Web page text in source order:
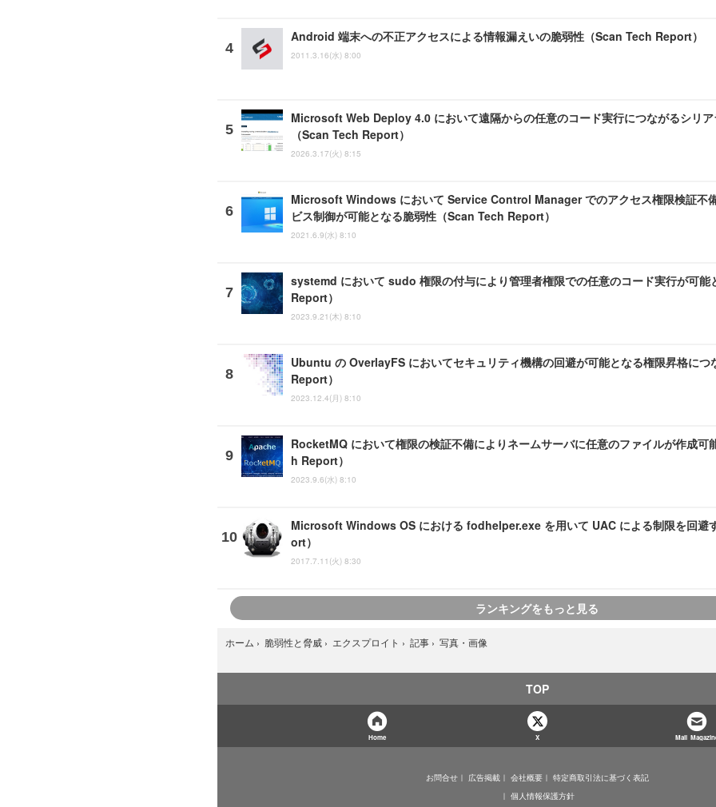
Android 端末への不正アクセスによる情報漏えいの脆弱性（Scan Tech Report）
2011.3.16(水) 8:00
Microsoft Web Deploy 4.0 において遠隔からの任意のコード実行につながるシリ
（Scan Tech Report）
2026.3.17(火) 8:15
Microsoft Windows において Service Control Manager でのアクセス権限検証不
ビス制御が可能となる脆弱性（Scan Tech Report）
2021.6.9(水) 8:10
systemd において sudo 権限の付与により管理者権限での任意のコード実行が可能
Report）
2023.9.21(木) 8:10
Ubuntu の OverlayFS においてセキュリティ機構の回避が可能となる権限昇格に
Report）
2023.12.4(月) 8:10
RocketMQ において権限の検証不備によりネームサーバに任意のファイルが作成可
h Report）
2023.9.6(水) 8:10
Microsoft Windows OS における fodhelper.exe を用いて UAC による制限を回避
ort）
2017.7.11(火) 8:30
ランキングをもっと見る
ホーム › 脆弱性と脅威 › エクスプロイト › 記事 › 写真・画像
TOP
Home X Mail
お問合せ 広告掲載 会社概要
特定商取引法に基づく表記
個人情報保護方針